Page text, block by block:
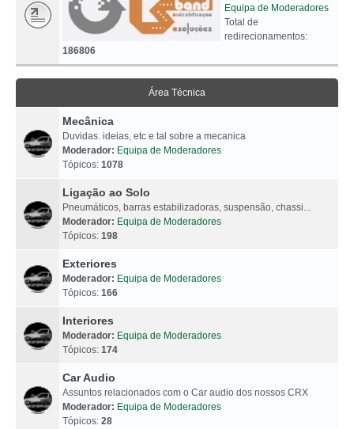
Equipa de Moderadores
Total de
redirecionamentos:
186806
Área Técnica
Mecânica
Duvidas. ideias, etc e tal sobre a mecanica
Moderador: Equipa de Moderadores
Tópicos: 1078
Ligação ao Solo
Pneumáticos, barras estabilizadoras, suspensão, chassi...
Moderador: Equipa de Moderadores
Tópicos: 198
Exteriores
Moderador: Equipa de Moderadores
Tópicos: 166
Interiores
Moderador: Equipa de Moderadores
Tópicos: 174
Car Audio
Assuntos relacionados com o Car audio dos nossos CRX
Moderador: Equipa de Moderadores
Tópicos: 28